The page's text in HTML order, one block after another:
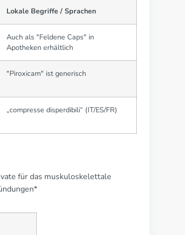
Lokale Begriffe / Sprachen
Auch als "Feldene Caps" in
Apotheken erhältlich
"Piroxicam" ist generisch
„compresse disperdibili“ (IT/ES/FR)
für das muskuloskelettale